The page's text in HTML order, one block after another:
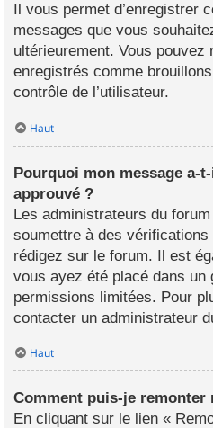
Il vous permet d’enregistrer
messages que vous
ultérieurement. Vous pouvez
enregistrés comme
contrôle de l’utilisateur.
Haut
Pourquoi mon message a-
approuvé ?
Les administrateurs du
soumettre à des
rédigez sur le forum. Il est
vous ayez été placé dans un
permissions limitées. Pour
contacter un administrateur
Haut
Comment puis-je remonter
En cliquant sur le lien «